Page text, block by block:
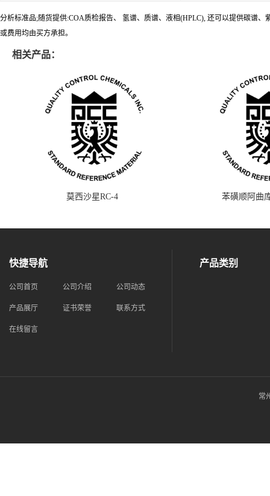
分析标准品;随货提供:COA质检报告、 氢谱、质谱、液相(HPLC), 还可以提供碳谱
或费用均由买方承担。
相关产品：
莫西沙星RC-4 苯磺顺阿曲
快捷导航
公司首页 公司介绍 公司动态
产品展厅 证书荣誉 联系方式
在线留言
产品类别
常